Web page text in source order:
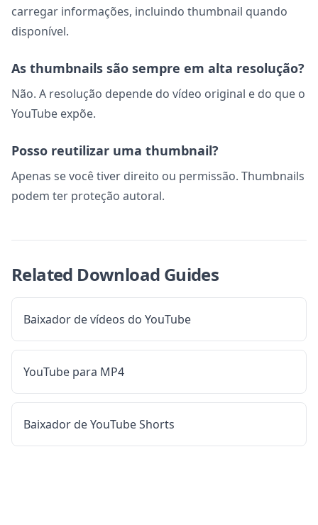
carregar informações, incluindo thumbnail quando
disponível.
As thumbnails são sempre em alta resolução?
Não. A resolução depende do vídeo original e do que o
YouTube expõe.
Posso reutilizar uma thumbnail?
Apenas se você tiver direito ou permissão. Thumbnails
podem ter proteção autoral.
Related Download Guides
Baixador de vídeos do YouTube
YouTube para MP4
Baixador de YouTube Shorts